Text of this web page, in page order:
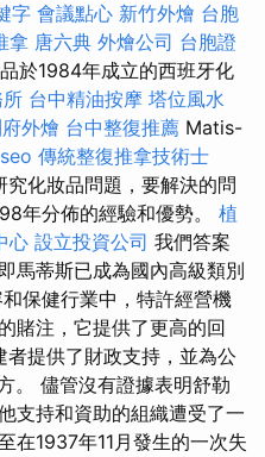
字 會議點心 新竹外燴 台胞
拿 唐六典 外燴公司 台胞證
於1984年成立的西班牙化
台中精油按摩 塔位風水
外燴 台中整復推薦 Matis-
傳統整復推拿技術士
化妝品問題，要解決的問
年分佈的經驗和優勢。 植
心 設立投資公司 我們答案
馬蒂斯已成為國內高級類別
保健行業中，特許經營機
賭注，它提供了更高的回
提供了財政支持，並為公
。 儘管沒有證據表明舒勒
支持和資助的組織遭受了一
在1937年11月發生的一次失